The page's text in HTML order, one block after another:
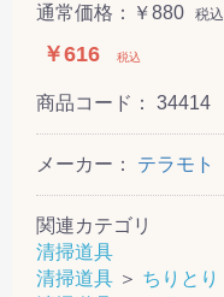
通常価格：￥880 税込
￥616 税込
商品コード： 34414
メーカー： テラモト
関連カテゴリ
清掃道具
清掃道具 ＞ ちりとり